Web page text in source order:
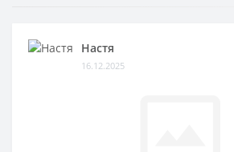
Настя
16.12.2025